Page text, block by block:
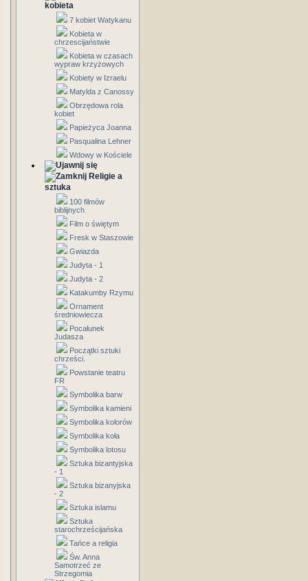
kobieta
7 kobiet Watykanu
Kobieta w
chrzescijaństwie
Kobieta w czasach
wypraw krzyżowych
Kobiety w Izraelu
Matylda z Canossy
Obrzędowa rola
kobiet
Papieżyca Joanna
Pasqualina Lehner
Wdowy w Kościele
Religie a
sztuka
100 filmów
biblijnych
Film o świętym
Fresk w Staszowie
Gwiazda
Judyta - 1
Judyta - 2
Katakumby Rzymu
Ornament
średniowiecza
Pocałunek
Judasza
Początki sztuki
chrześci.
Powstanie teatru
FR
Symbolika barw
Symbolika kamieni
Symbolika kolorów
Symbolika koła
Symbolika lotosu
Sztuka bizantyjska
- 1
Sztuka bizanyjska
- 2
Sztuka islamu
Sztuka
starochrześcijańska
Tańce a religia
Św. Anna
Samotrzeć ze
Strzegomia